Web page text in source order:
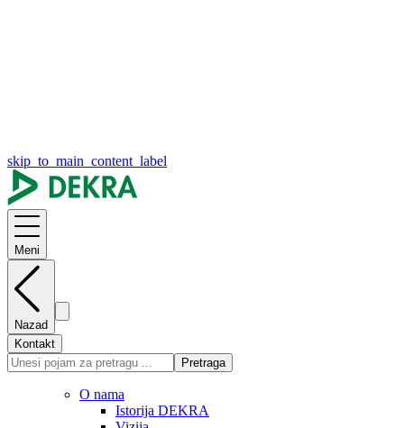
skip_to_main_content_label
Meni
Nazad
Kontakt
Pretraga
O nama
Istorija DEKRA